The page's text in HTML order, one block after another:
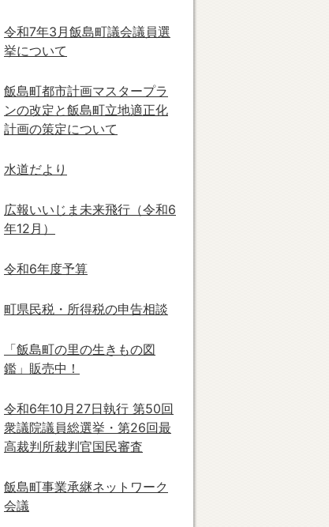
令和7年3月飯島町議会議員選
挙について
飯島町都市計画マスタープラ
ンの改定と飯島町立地適正化
計画の策定について
水道だより
広報いいじま未来飛行（令和6
年12月）
令和6年度予算
町県民税・所得税の申告相談
「飯島町の里の生きもの図
鑑」販売中！
令和6年10月27日執行 第50回
衆議院議員総選挙・第26回最
高裁判所裁判官国民審査
飯島町事業承継ネットワーク
会議